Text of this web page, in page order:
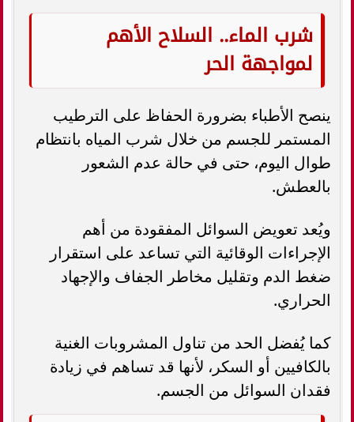
شرب الماء.. السلاح الأهم
لمواجهة الحر
ينصح الأطباء بضرورة الحفاظ على الترطيب
المستمر للجسم من خلال شرب المياه بانتظام
طوال اليوم، حتى في حالة عدم الشعور
بالعطش.
ويُعد تعويض السوائل المفقودة من أهم
الإجراءات الوقائية التي تساعد على استقرار
ضغط الدم وتقليل مخاطر الجفاف والإجهاد
الحراري.
كما يُفضل الحد من تناول المشروبات الغنية
بالكافيين أو السكر، لأنها قد تساهم في زيادة
فقدان السوائل من الجسم.